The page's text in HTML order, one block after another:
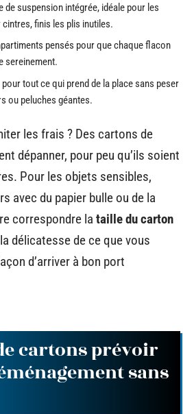
de suspension intégrée, idéale pour les
finis les plis inutiles.
pensés pour que chaque flacon
sereinement.
pour tout ce qui prend de la place sans peser
ou peluches géantes.
les frais ? Des cartons de
dépanner, pour peu qu’ils soient
Pour les objets sensibles,
avec du papier bulle ou de la
correspondre la taille du carton
délicatesse de ce que vous
d’arriver à bon port
cartons prévoir
sans